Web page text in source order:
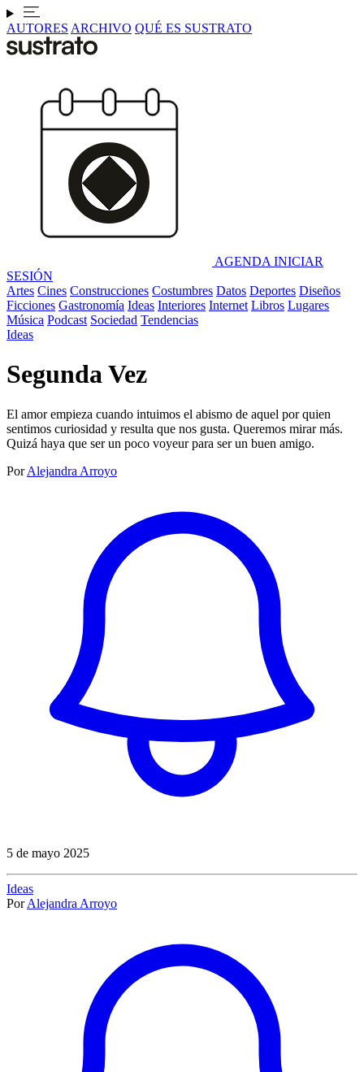
AUTORES ARCHIVO QUÉ ES SUSTRATO
AGENDA INICIAR
SESIÓN
Artes Cines Construcciones Costumbres Datos Deportes Diseños
Ficciones Gastronomía Ideas Interiores Internet Libros Lugares
Música Podcast Sociedad Tendencias
Ideas
Segunda Vez
El amor empieza cuando intuimos el abismo de aquel por quien
sentimos curiosidad y resulta que nos gusta. Queremos mirar más.
Quizá haya que ser un poco voyeur para ser un buen amigo.
Por Alejandra Arroyo
5 de mayo 2025
Ideas
Por Alejandra Arroyo